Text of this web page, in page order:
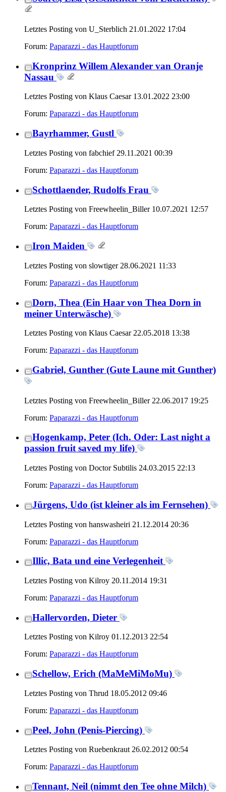
Letztes Posting von U_Sterblich 21.01.2022 17:04
Forum: Paparazzi - das Hauptforum
Kronprinz Willem Alexander van Oranje
Nassau
Letztes Posting von Klaus Caesar 13.01.2022 23:00
Forum: Paparazzi - das Hauptforum
Bayrhammer, Gustl
Letztes Posting von fabchief 29.11.2021 00:39
Forum: Paparazzi - das Hauptforum
Schottlaender, Rudolfs Frau
Letztes Posting von Freewheelin_Biller 10.07.2021 12:57
Forum: Paparazzi - das Hauptforum
Iron Maiden
Letztes Posting von slowtiger 28.06.2021 11:33
Forum: Paparazzi - das Hauptforum
Dorn, Thea (Ein Haar von Thea Dorn in
meiner Unterwäsche)
Letztes Posting von Klaus Caesar 22.05.2018 13:38
Forum: Paparazzi - das Hauptforum
Gabriel, Gunther (Gute Laune mit Gunther)
Letztes Posting von Freewheelin_Biller 22.06.2017 19:25
Forum: Paparazzi - das Hauptforum
Hogenkamp, Peter (Ich. Oder: Last night a
passion fruit saved my life)
Letztes Posting von Doctor Subtilis 24.03.2015 22:13
Forum: Paparazzi - das Hauptforum
Jürgens, Udo (ist kleiner als im Fernsehen)
Letztes Posting von hanswasheiri 21.12.2014 20:36
Forum: Paparazzi - das Hauptforum
Illic, Bata und eine Verlegenheit
Letztes Posting von Kilroy 20.11.2014 19:31
Forum: Paparazzi - das Hauptforum
Hallervorden, Dieter
Letztes Posting von Kilroy 01.12.2013 22:54
Forum: Paparazzi - das Hauptforum
Schellow, Erich (MaMeMiMoMu)
Letztes Posting von Thrud 18.05.2012 09:46
Forum: Paparazzi - das Hauptforum
Peel, John (Penis-Piercing)
Letztes Posting von Ruebenkraut 26.02.2012 00:54
Forum: Paparazzi - das Hauptforum
Tennant, Neil (nimmt den Tee ohne Milch)